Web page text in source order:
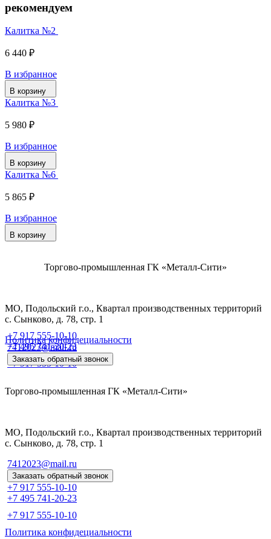
рекомендуем
Калитка №2
6 440 ₽
В избранное
В корзину
Калитка №3
5 980 ₽
В избранное
В корзину
Калитка №6
5 865 ₽
В избранное
В корзину
Торгово-промышленная ГК «Металл-Сити»
МО, Подольский г.о., Квартал производственных территорий
с. Сынково, д. 78, стр. 1
Политика конфидециальности
+7 917 555-10-10
+7 495 741-20-23
+7 917 555-10-10
7412023@mail.ru
Заказать обратный звонок
Торгово-промышленная ГК «Металл-Сити»
МО, Подольский г.о., Квартал производственных территорий
с. Сынково, д. 78, стр. 1
7412023@mail.ru
Заказать обратный звонок
+7 917 555-10-10
+7 495 741-20-23
+7 917 555-10-10
Политика конфидециальности